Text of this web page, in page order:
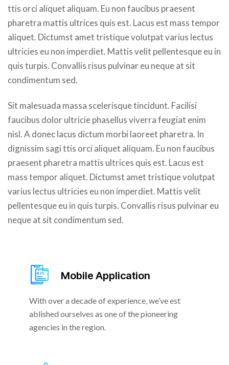
ttis orci aliquet aliquam. Eu non faucibus praesent
pharetra mattis ultrices quis est. Lacus est mass tempor
aliquet. Dictumst amet tristique volutpat varius lectus
ultricies eu non imperdiet. Mattis velit pellentesque eu in
quis turpis. Convallis risus pulvinar eu neque at sit
condimentum sed.
Sit malesuada massa scelerisque tincidunt. Facilisi
faucibus dolor ultricie phasellus viverra feugiat enim
nisl. A donec lacus dictum morbi laoreet pharetra. In
dignissim sagi ttis orci aliquet aliquam. Eu non faucibus
praesent pharetra mattis ultrices quis est. Lacus est
mass tempor aliquet. Dictumst amet tristique volutpat
varius lectus ultricies eu non imperdiet. Mattis velit
pellentesque eu in quis turpis. Convallis risus pulvinar eu
neque at sit condimentum sed.
Mobile Application
With over a decade of experience, we’ve est
ablished ourselves as one of the pioneering
agencies in the region.